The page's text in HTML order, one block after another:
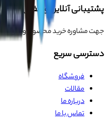
پشتیبانی آنلاین و تلفنی
جهت مشاوره خرید محصول و سوالات
دسترسی سریع
فروشگاه
مقالات
درباره ما
تماس با ما